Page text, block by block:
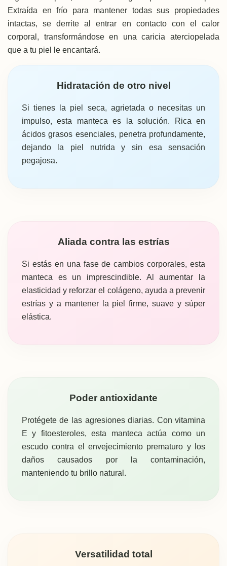
Extraída en frío para mantener todas sus propiedades
intactas, se derrite al entrar en contacto con el calor
corporal, transformándose en una caricia aterciopelada
que a tu piel le encantará.
Hidratación de otro nivel
Si tienes la piel seca, agrietada o necesitas un
impulso, esta manteca es la solución. Rica en
ácidos grasos esenciales, penetra profundamente,
dejando la piel nutrida y sin esa sensación
pegajosa.
Aliada contra las estrías
Si estás en una fase de cambios corporales, esta
manteca es un imprescindible. Al aumentar la
elasticidad y reforzar el colágeno, ayuda a prevenir
estrías y a mantener la piel firme, suave y súper
elástica.
Poder antioxidante
Protégete de las agresiones diarias. Con vitamina
E y fitoesteroles, esta manteca actúa como un
escudo contra el envejecimiento prematuro y los
daños causados por la contaminación,
manteniendo tu brillo natural.
Versatilidad total